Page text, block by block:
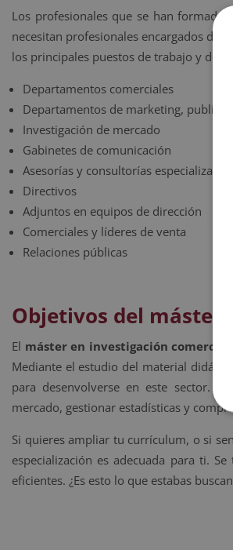
Los profesionales que se han formado
necesitan profesionales encargados de
los principales puestos de trabajo y
Departamentos comerciales
Departamentos de marketing,
Investigación de mercado
Gabinetes de comunicación
Asesorías y consultorías especializadas
Directivos
Adjuntos en equipos de dirección
Comerciales y líderes de venta
Relaciones públicas
Objetivos del máster
El máster en investigación comercial
Mediante el estudio del material
para desenvolverse en este sector.
mercado, gestionar estadísticas y
Si quieres ampliar tu currículum, o si
especialización es adecuada para ti.
eficientes. ¿Es esto lo que estabas